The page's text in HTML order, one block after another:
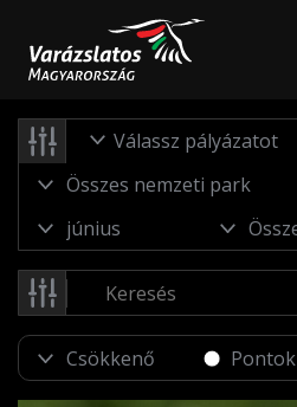
Válassz pályázatot
Pontok